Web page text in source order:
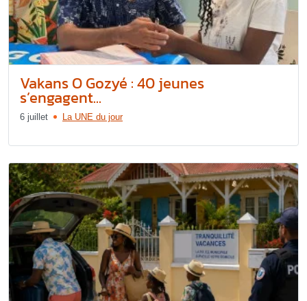
Vakans O Gozyé : 40 jeunes
s’engagent...
6 juillet La UNE du jour